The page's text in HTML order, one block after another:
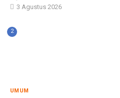
3 Agustus 2026
2
UMUM